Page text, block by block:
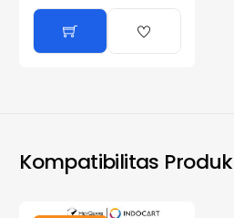
Kompatibilitas Produk